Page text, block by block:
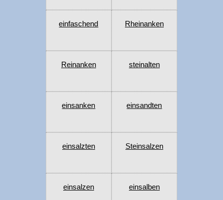
einfaschend Rheinanken
Reinanken steinalten
einsanken einsandten
einsalzten Steinsalzen
einsalzen einsalben